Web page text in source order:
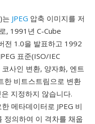
는 JPEG 압축 이미지를 저
, 1991년 C-Cube
전 1.0을 발표하고 1992
표준(ISO/IEC
사인 변환, 양자화, 엔트
한 비트스트림으로 변환
지정하지 않습니다.
메타데이터로 JPEG 비
정의하여 이 격차를 채웁